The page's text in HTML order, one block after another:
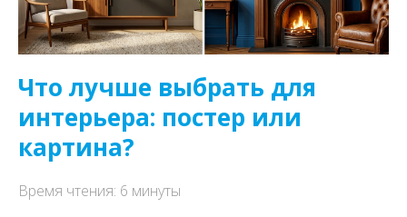
Что лучше выбрать для
интерьера: постер или
картина?
Время чтения: 6 минуты